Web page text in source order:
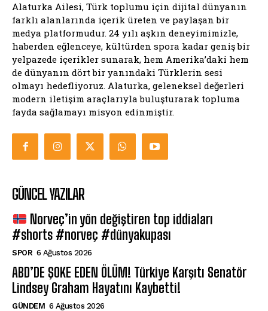
Alaturka Ailesi, Türk toplumu için dijital dünyanın
farklı alanlarında içerik üreten ve paylaşan bir
medya platformudur. 24 yılı aşkın deneyimimizle,
haberden eğlenceye, kültürden spora kadar geniş bir
yelpazede içerikler sunarak, hem Amerika’daki hem
de dünyanın dört bir yanındaki Türklerin sesi
olmayı hedefliyoruz. Alaturka, geleneksel değerleri
modern iletişim araçlarıyla buluşturarak topluma
fayda sağlamayı misyon edinmiştir.
GÜNCEL YAZILAR
Norveç’in yön değiştiren top iddiaları
#shorts #norveç #dünyakupası
SPOR 6 Ağustos 2026
ABD’DE ŞOKE EDEN ÖLÜM! Türkiye Karşıtı Senatör
Lindsey Graham Hayatını Kaybetti!
GÜNDEM 6 Ağustos 2026